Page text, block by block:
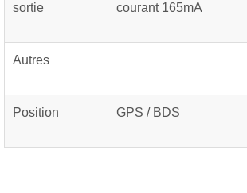
sortie
courant 165mA
Autres
Position GPS / BDS